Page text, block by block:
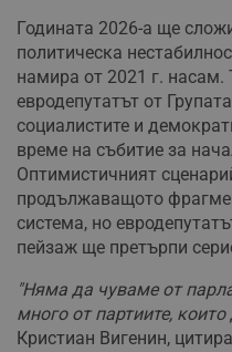
Годината 2026-а ще
политическа
намира от 2021 г. насам.
евродепутатът от
социалистите и
време на събитие за
Оптимистичният
продължаващото
система, но
пейзаж ще претърпи
"Няма да чуваме от
много от партиите,
Кристиан Вигенин,